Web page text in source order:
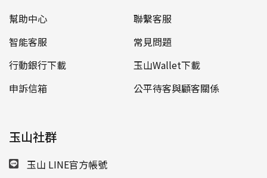
幫助中心
聯繫客服
智能客服
常見問題
行動銀行下載
玉山Wallet下載
申訴信箱
公平待客與顧客關係
玉山社群
玉山 LINE官方帳號